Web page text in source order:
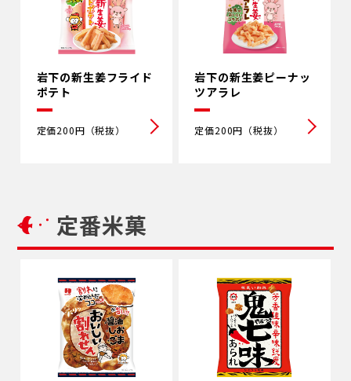
岩下の新生姜フライド
ポテト
定価200円（税抜）
岩下の新⽣姜ピーナッ
ツアラレ
定価200円（税抜）
定番米菓